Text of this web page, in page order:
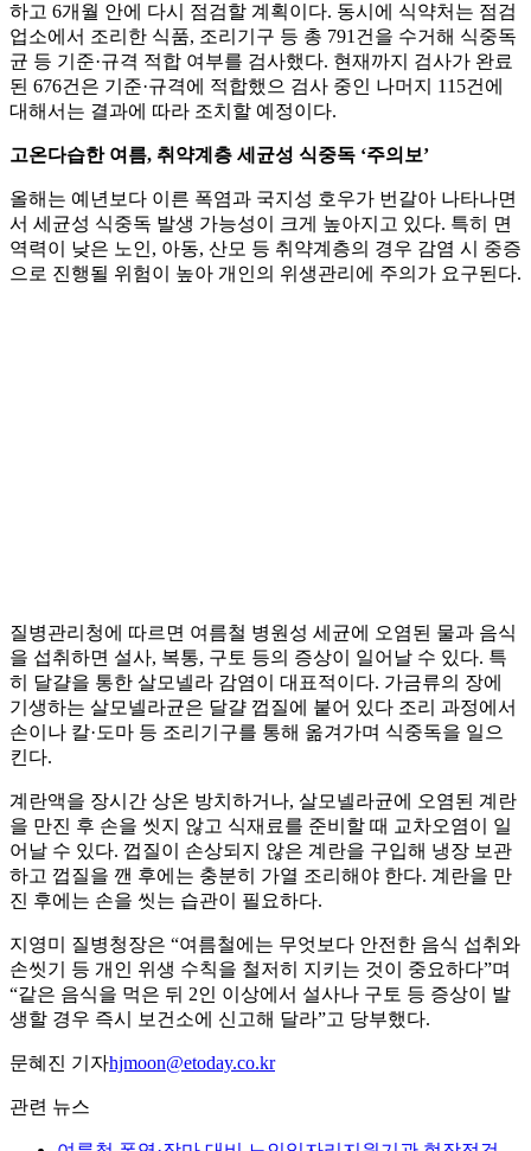
하고 6개월 안에 다시 점검할 계획이다. 동시에 식약처는 점검
업소에서 조리한 식품, 조리기구 등 총 791건을 수거해 식중독
균 등 기준·규격 적합 여부를 검사했다. 현재까지 검사가 완료
된 676건은 기준·규격에 적합했으 검사 중인 나머지 115건에
대해서는 결과에 따라 조치할 예정이다.
고온다습한 여름, 취약계층 세균성 식중독 ‘주의보’
올해는 예년보다 이른 폭염과 국지성 호우가 번갈아 나타나면
서 세균성 식중독 발생 가능성이 크게 높아지고 있다. 특히 면
역력이 낮은 노인, 아동, 산모 등 취약계층의 경우 감염 시 중증
으로 진행될 위험이 높아 개인의 위생관리에 주의가 요구된다.
질병관리청에 따르면 여름철 병원성 세균에 오염된 물과 음식
을 섭취하면 설사, 복통, 구토 등의 증상이 일어날 수 있다. 특
히 달걀을 통한 살모넬라 감염이 대표적이다. 가금류의 장에
기생하는 살모넬라균은 달걀 껍질에 붙어 있다 조리 과정에서
손이나 칼·도마 등 조리기구를 통해 옮겨가며 식중독을 일으
킨다.
계란액을 장시간 상온 방치하거나, 살모넬라균에 오염된 계란
을 만진 후 손을 씻지 않고 식재료를 준비할 때 교차오염이 일
어날 수 있다. 껍질이 손상되지 않은 계란을 구입해 냉장 보관
하고 껍질을 깬 후에는 충분히 가열 조리해야 한다. 계란을 만
진 후에는 손을 씻는 습관이 필요하다.
지영미 질병청장은 “여름철에는 무엇보다 안전한 음식 섭취와
손씻기 등 개인 위생 수칙을 철저히 지키는 것이 중요하다”며
“같은 음식을 먹은 뒤 2인 이상에서 설사나 구토 등 증상이 발
생할 경우 즉시 보건소에 신고해 달라”고 당부했다.
문혜진 기자hjmoon@etoday.co.kr
관련 뉴스